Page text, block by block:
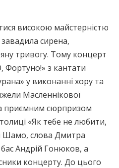
високою майстерністю
сирена,
тривогу. Тому концерт
Фортуно!» з кантати
у виконанні хору та
Масленнікової
приємним сюрпризом
«Як тебе не любити,
Шамо, слова Дмитра
Андрій Гонюков, а
концерту. До цього